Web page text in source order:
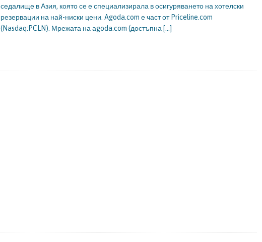
седалище в Азия, която се е специализирала в осигуряването на хотелски
резервации на най-ниски цени. Agoda.com е част от Priceline.com
(Nasdaq:PCLN). Мрежата на аgoda.com (достъпна […]